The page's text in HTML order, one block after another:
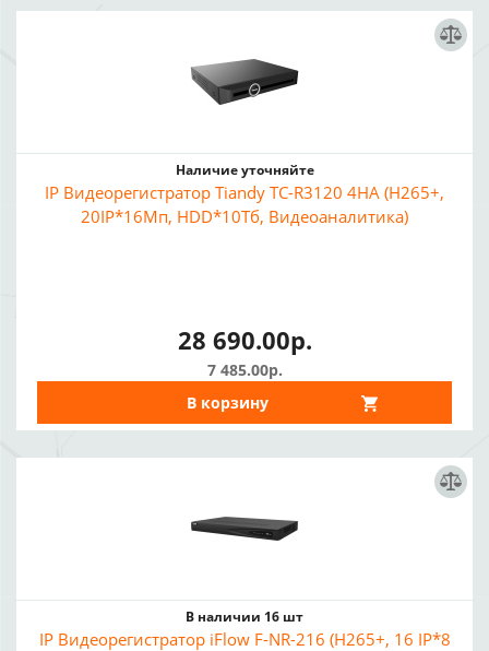
Наличие уточняйте
IP Видеорегистратор Tiandy TC-R3120 4HA (H265+,
20IP*16Мп, HDD*10Тб, Видеоаналитика)
28 690.00р.
7 485.00р.
В корзину
В наличии 16 шт
IP Видеорегистратор iFlow F-NR-216 (H265+, 16 IP*8